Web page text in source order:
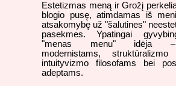
Estetizmas meną ir Grožį
blogio pusę, atimdamas iš
atsakomybę už "šalutines"
pasekmes. Ypatingai
"menas menu" idėja
modernistams, struktūralizmo
intuityvizmo filosofams bei
adeptams.